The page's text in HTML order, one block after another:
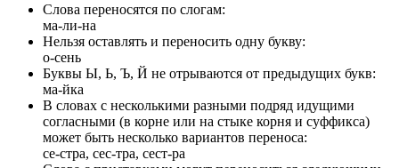
Слова переносятся по слогам:
ма-ли-на
Нельзя оставлять и переносить одну букву:
о-сень
Буквы Ы, Ь, Ъ, Й не отрываются от предыдущих букв:
ма-йка
В словах с несколькими разными подряд идущими
согласными (в корне или на стыке корня и суффикса)
может быть несколько вариантов переноса:
се-стра, сес-тра, сест-ра